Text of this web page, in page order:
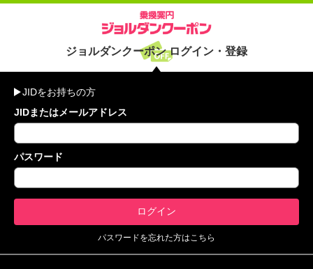
ジョルダンクーポン ログイン・登録
JIDをお持ちの方
JIDまたはメールアドレス
パスワード
パスワードを忘れた方はこちら